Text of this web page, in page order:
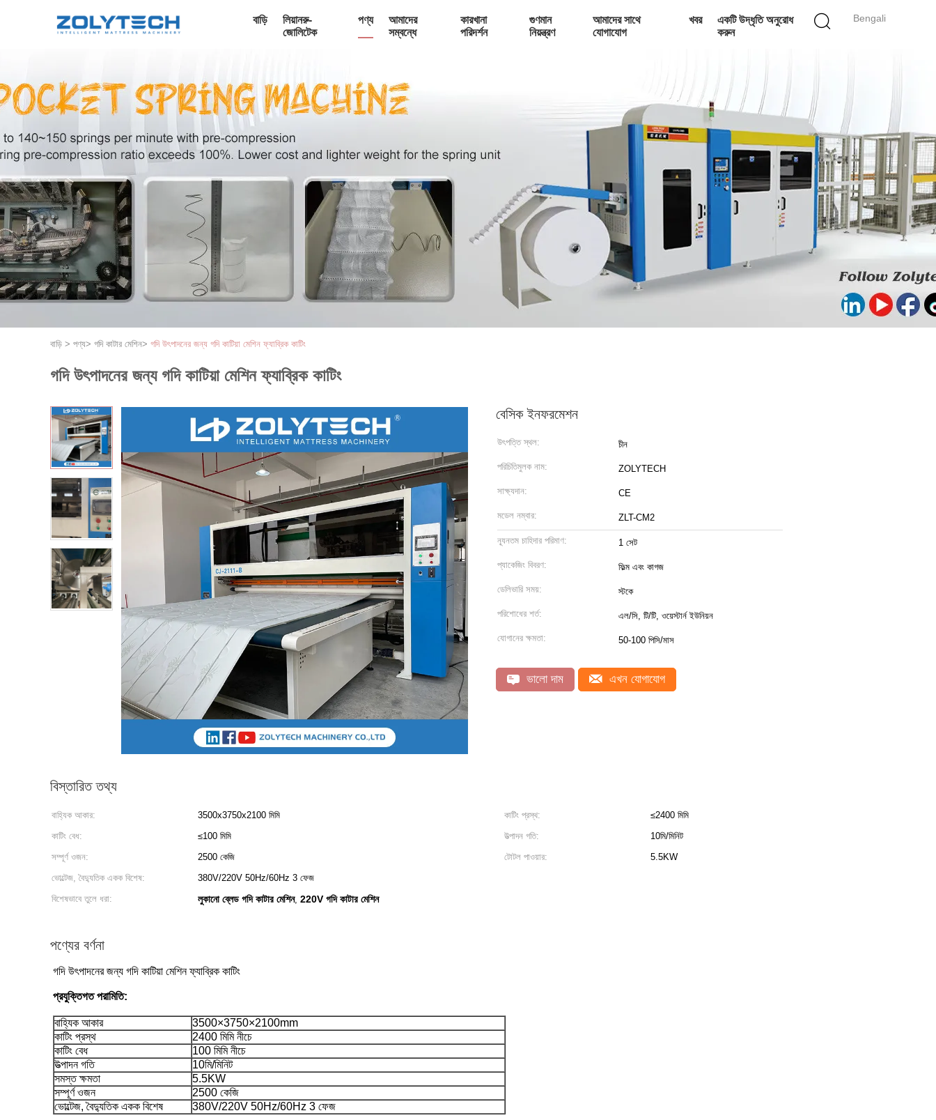
Bengali
বাড়ি
লিয়ানরু-
জোলিটেক
পণ্য
আমাদের
সম্বন্ধে
কারখানা
পরিদর্শন
গুণমান
নিয়ন্ত্রণ
আমাদের সাথে
যোগাযোগ
খবর
একটি উদ্ধৃতি অনুরোধ
করুন
বাড়ি > পণ্য> গদি কাটার মেশিন> গদি উৎপাদনের জন্য গদি কাটিয়া মেশিন ফ্যাব্রিক কাটিং
গদি উৎপাদনের জন্য গদি কাটিয়া মেশিন ফ্যাব্রিক কাটিং
বেসিক ইনফরমেশন
উৎপত্তি স্থল: চীন
পরিচিতিমুলক নাম: ZOLYTECH
সাক্ষ্যদান: CE
মডেল নম্বার: ZLT-CM2
ন্যূনতম চাহিদার পরিমাণ: 1 সেট
প্যাকেজিং বিবরণ: ফিল্ম এবং কাগজ
ডেলিভারি সময়: স্টকে
পরিশোধের শর্ত: এল/সি, টি/টি, ওয়েস্টার্ন ইউনিয়ন
যোগানের ক্ষমতা: 50-100 পিসি/মাস
ভালো দাম এখন যোগাযোগ
বিস্তারিত তথ্য
বাহ্যিক আকার: 3500x3750x2100 মিমি কাটিং প্রস্থ:
≤2400 মিমি
কাটিং বেধ:
≤100 মিমি উত্পাদন গতি:
10মি/মিনিট
সম্পূর্ণ ওজন:
2500 কেজি টোটল পাওয়ার:
5.5KW
ভোল্টেজ, বৈদ্যুতিক একক বিশেষ:
380V/220V 50Hz/60Hz 3 ফেজ
বিশেষভাবে তুলে ধরা:
লুকানো ব্লেড গদি কাটার মেশিন, 220V গদি কাটার মেশিন
পণ্যের বর্ণনা
গদি উৎপাদনের জন্য গদি কাটিয়া মেশিন ফ্যাব্রিক কাটিং
প্রযুক্তিগত পরামিতি:
বাহ্যিক আকার
3500×3750×2100mm
কাটিং প্রস্থ
2400 মিমি নীচে
কাটিং বেধ
100 মিমি নীচে
উত্পাদন গতি
10মি/মিনিট
সমস্ত ক্ষমতা
5.5KW
সম্পূর্ণ ওজন
2500 কেজি
ভোল্টেজ, বৈদ্যুতিক একক বিশেষ
380V/220V 50Hz/60Hz 3 ফেজ